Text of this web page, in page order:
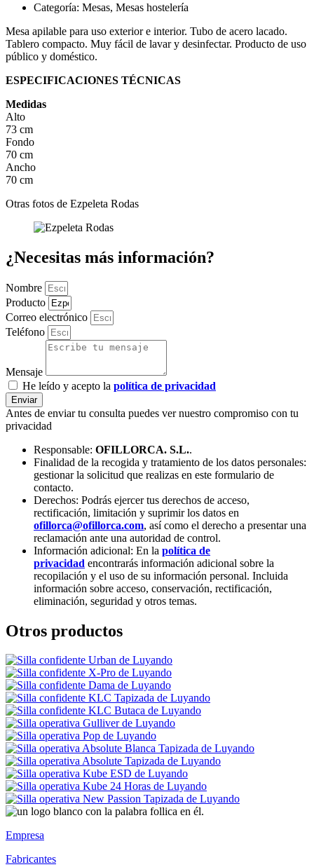
Categoría: Mesas, Mesas hostelería
Mesa apilable para uso exterior e interior. Tubo de acero lacado.
Tablero compacto. Muy fácil de lavar y desinfectar. Producto de uso
público y doméstico.
ESPECIFICACIONES TÉCNICAS
Medidas
Alto
73 cm
Fondo
70 cm
Ancho
70 cm
Otras fotos de Ezpeleta Rodas
¿Necesitas más información?
Nombre
Producto
Correo electrónico
Teléfono
Mensaje
He leído y acepto la política de privacidad
Enviar
Antes de enviar tu consulta puedes ver nuestro compromiso con tu
privacidad
Responsable: OFILLORCA. S.L..
Finalidad de la recogida y tratamiento de los datos personales:
gestionar la solicitud que realizas en este formulario de
contacto.
Derechos: Podrás ejercer tus derechos de acceso,
rectificación, limitación y suprimir los datos en
ofillorca@ofillorca.com, así como el derecho a presentar una
reclamación ante una autoridad de control.
Información adicional: En la política de
privacidad encontrarás información adicional sobre la
recopilación y el uso de su información personal. Incluida
información sobre acceso, conservación, rectificación,
eliminación, seguridad y otros temas.
Otros productos
Empresa
Fabricantes